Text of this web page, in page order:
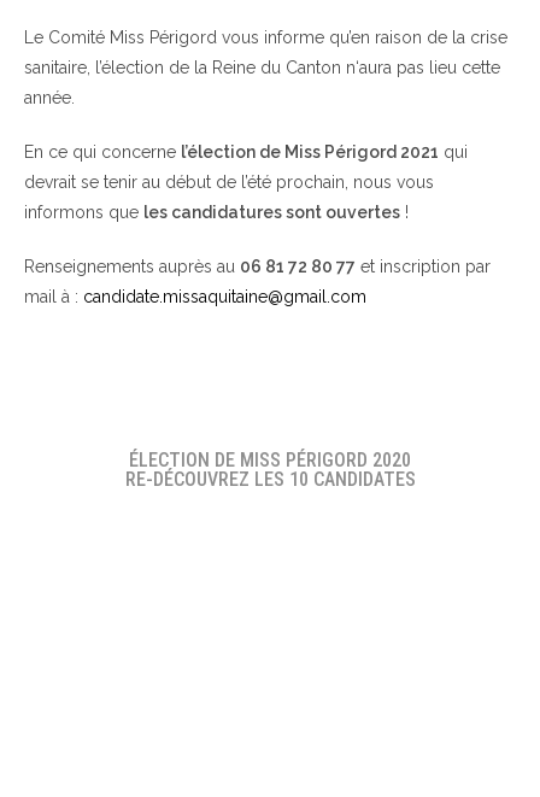
Le Comité Miss Périgord vous informe qu’en raison de la crise
sanitaire, l’élection de la Reine du Canton n‘aura pas lieu cette
année.
En ce qui concerne l’élection de Miss Périgord 2021 qui
devrait se tenir au début de l’été prochain, nous vous
informons que les candidatures sont ouvertes !
Renseignements auprès au 06 81 72 80 77 et inscription par
mail à : candidate.missaquitaine@gmail.com
ÉLECTION DE MISS PÉRIGORD 2020
RE-DÉCOUVREZ LES 10 CANDIDATES